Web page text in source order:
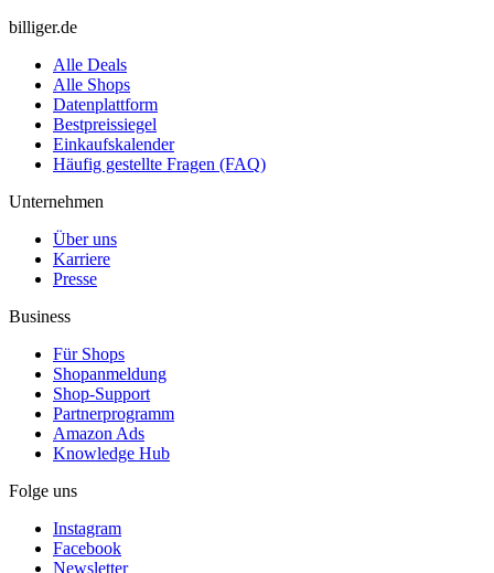
billiger.de
Alle Deals
Alle Shops
Datenplattform
Bestpreissiegel
Einkaufskalender
Häufig gestellte Fragen (FAQ)
Unternehmen
Über uns
Karriere
Presse
Business
Für Shops
Shopanmeldung
Shop-Support
Partnerprogramm
Amazon Ads
Knowledge Hub
Folge uns
Instagram
Facebook
Newsletter